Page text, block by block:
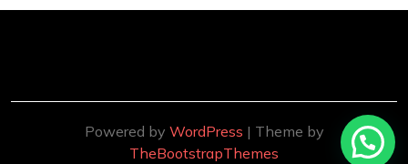
Powered by WordPress | Theme by
TheBootstrapThemes